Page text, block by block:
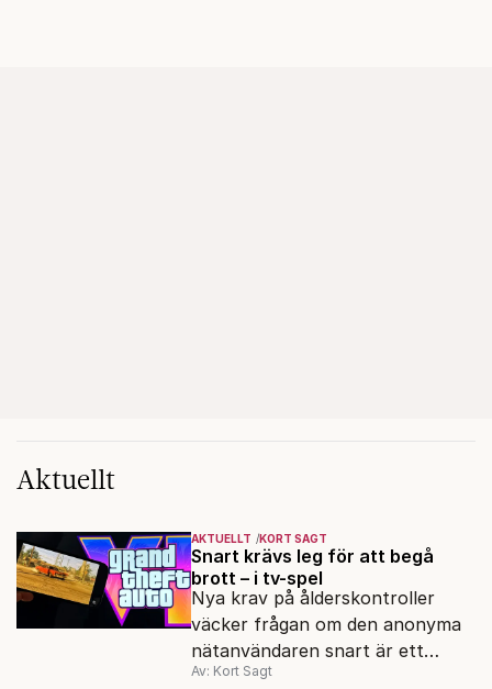
Aktuellt
AKTUELLT KORT SAGT
Snart krävs leg för att begå
brott – i tv-spel
Nya krav på ålderskontroller
väcker frågan om den anonyma
nätanvändaren snart är ett
minne blott.
Av: Kort Sagt